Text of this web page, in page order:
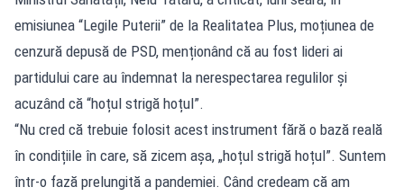
emisiunea “Legile Puterii” de la Realitatea Plus, moțiunea de
cenzură depusă de PSD, menționând că au fost lideri ai
partidului care au îndemnat la nerespectarea regulilor și
acuzând că “hoțul strigă hoțul”.
“Nu cred că trebuie folosit acest instrument fără o bază reală
în condițiile în care, să zicem așa, „hoțul strigă hoțul”. Suntem
într-o fază prelungită a pandemiei. Când credeam că am